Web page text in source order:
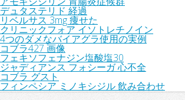
デュタステリド 経過
リベルサス 3mg 痩せた
クリニックフォア イソトレチノイン
4つのダメなバイアグラ使用の実例
コブラ427 画像
フェキソフェナジン塩酸塩30
ジャディアンス フォシーガ 心不全
コブラ グスト
フィンペシア ミノキシジル 飲み合わせ